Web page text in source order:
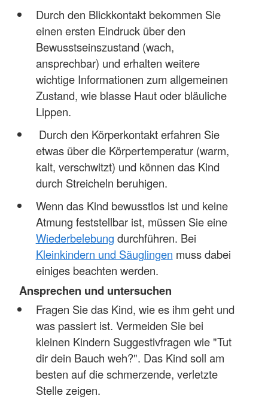
Durch den Blickkontakt bekommen Sie
einen ersten Eindruck über den
Bewusstseinszustand (wach,
ansprechbar) und erhalten weitere
wichtige Informationen zum allgemeinen
Zustand, wie blasse Haut oder bläuliche
Lippen.
Durch den Körperkontakt erfahren Sie
etwas über die Körpertemperatur (warm,
kalt, verschwitzt) und können das Kind
durch Streicheln beruhigen.
Wenn das Kind bewusstlos ist und keine
Atmung feststellbar ist, müssen Sie eine
Wiederbelebung durchführen. Bei
Kleinkindern und Säuglingen muss dabei
einiges beachten werden.
Ansprechen und untersuchen
Fragen Sie das Kind, wie es ihm geht und
was passiert ist. Vermeiden Sie bei
kleinen Kindern Suggestivfragen wie "Tut
dir dein Bauch weh?". Das Kind soll am
besten auf die schmerzende, verletzte
Stelle zeigen.